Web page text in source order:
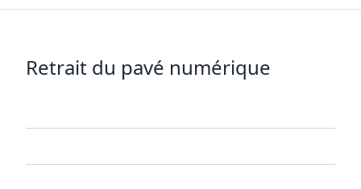
Retrait du pavé numérique